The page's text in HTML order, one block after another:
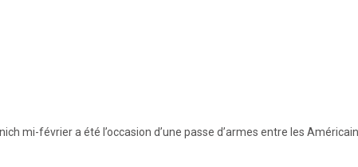
mi-février a été l’occasion d’une passe d’armes entre les